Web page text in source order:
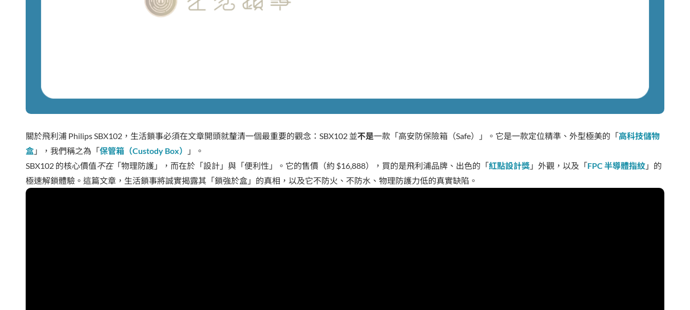
關於飛利浦 Philips SBX102，生活鎖事必須在文章開頭就釐清一個最重要的觀念：SBX102 並不是一款「高安防保險箱（Safe）」。它是一款定位精準、外型極美的「高科技儲物
盒 」，我們稱之為「保管箱（Custody Box）
」。
SBX102 的核心價值不在「物理防護」，而在於「設計」與「便利性」。它的售價（約 $16,888），買的是飛利浦品牌、出色的「紅點設計獎 」外觀，以及「FPC 半導體指紋 」的
極速解鎖體驗。這篇文章，生活鎖事將誠實揭露其「鎖強於盒」的真相，以及它不防火、不防水、物理防護力低的真實缺陷。